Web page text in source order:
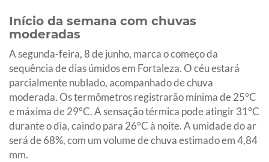
Início da semana com chuvas
moderadas
A segunda-feira, 8 de junho, marca o começo da
sequência de dias úmidos em Fortaleza. O céu estará
parcialmente nublado, acompanhado de chuva
moderada. Os termômetros registrarão mínima de 25°C
e máxima de 29°C. A sensação térmica pode atingir 31°C
durante o dia, caindo para 26°C à noite. A umidade do ar
será de 68%, com um volume de chuva estimado em 4,84
mm.